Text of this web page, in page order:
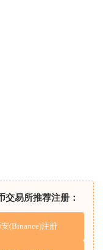
易所推荐注册：
(Binance)注册